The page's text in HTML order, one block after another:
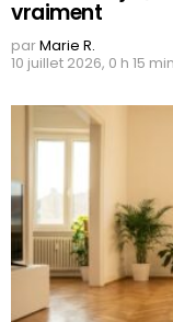
vraiment
parMarie R.
10 juillet 2026, 0 h 15 min